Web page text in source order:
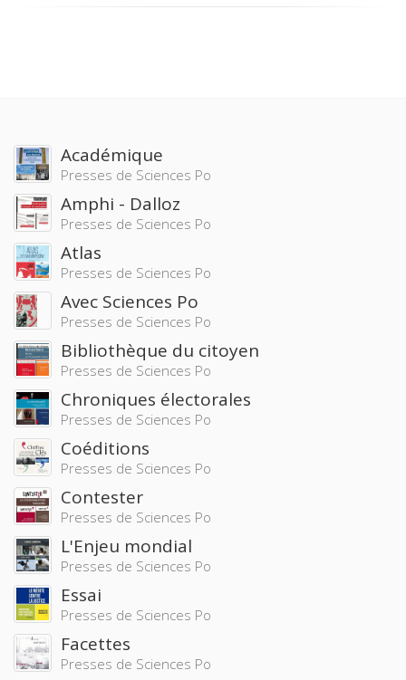
Académique
Presses de Sciences Po
Amphi - Dalloz
Presses de Sciences Po
Atlas
Presses de Sciences Po
Avec Sciences Po
Presses de Sciences Po
Bibliothèque du citoyen
Presses de Sciences Po
Chroniques électorales
Presses de Sciences Po
Coéditions
Presses de Sciences Po
Contester
Presses de Sciences Po
L'Enjeu mondial
Presses de Sciences Po
Essai
Presses de Sciences Po
Facettes
Presses de Sciences Po